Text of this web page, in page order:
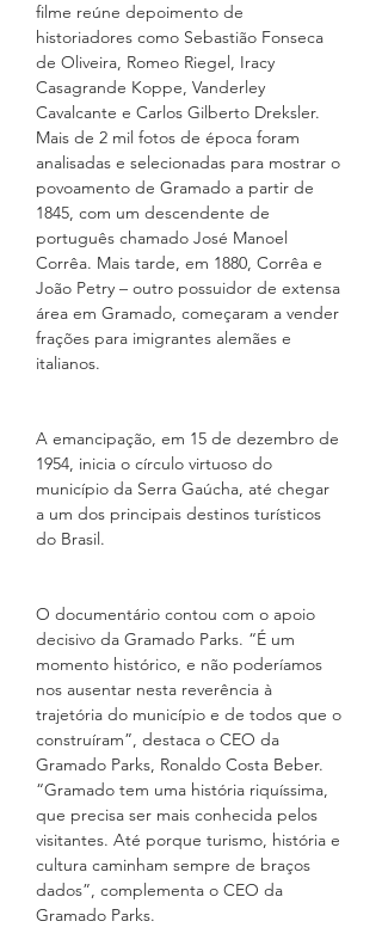
filme reúne depoimento de
historiadores como Sebastião Fonseca
de Oliveira, Romeo Riegel, Iracy
Casagrande Koppe, Vanderley
Cavalcante e Carlos Gilberto Dreksler.
Mais de 2 mil fotos de época foram
analisadas e selecionadas para mostrar o
povoamento de Gramado a partir de
1845, com um descendente de
português chamado José Manoel
Corrêa. Mais tarde, em 1880, Corrêa e
João Petry – outro possuidor de extensa
área em Gramado, começaram a vender
frações para imigrantes alemães e
italianos.
A emancipação, em 15 de dezembro de
1954, inicia o círculo virtuoso do
município da Serra Gaúcha, até chegar
a um dos principais destinos turísticos
do Brasil.
O documentário contou com o apoio
decisivo da Gramado Parks. “É um
momento histórico, e não poderíamos
nos ausentar nesta reverência à
trajetória do município e de todos que o
construíram”, destaca o CEO da
Gramado Parks, Ronaldo Costa Beber.
“Gramado tem uma história riquíssima,
que precisa ser mais conhecida pelos
visitantes. Até porque turismo, história e
cultura caminham sempre de braços
dados”, complementa o CEO da
Gramado Parks.